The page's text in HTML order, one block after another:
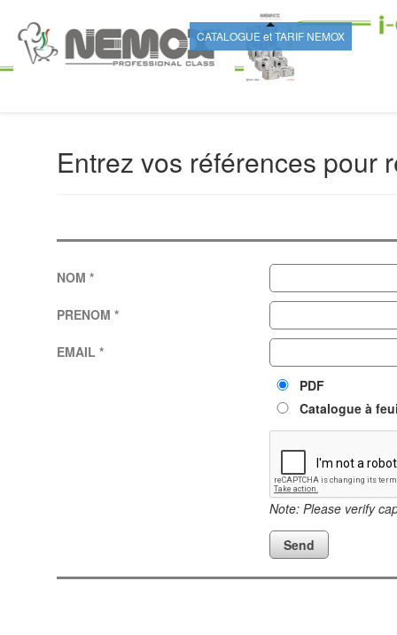
Entrez vos références pour
NOM *
PRENOM *
EMAIL *
PDF
Catalogue à
Note: Please verify